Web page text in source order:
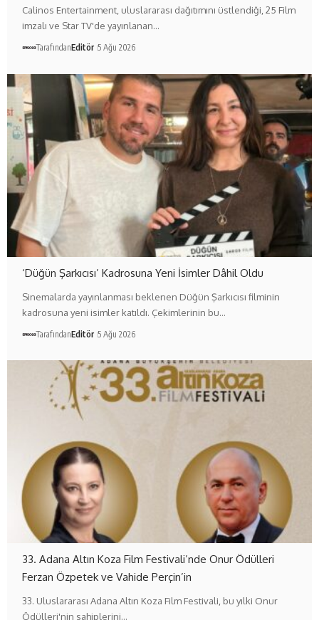
Calinos Entertainment, uluslararası dağıtımını üstlendiği, 25 Film
imzalı ve Star TV'de yayınlanan…
TarafındanEditör 5 Ağu 2026
‘Düğün Şarkıcısı’ Kadrosuna Yeni İsimler Dâhil Oldu
Sinemalarda yayınlanması beklenen Düğün Şarkıcısı filminin
kadrosuna yeni isimler katıldı. Çekimlerinin bu…
TarafındanEditör 5 Ağu 2026
33. Adana Altın Koza Film Festivali’nde Onur Ödülleri
Ferzan Özpetek ve Vahide Perçin’in
33. Uluslararası Adana Altın Koza Film Festivali, bu yılki Onur
Ödülleri'nin sahiplerini…